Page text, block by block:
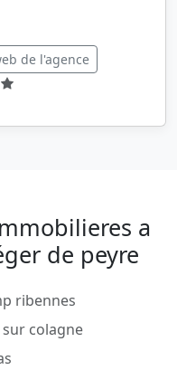
de l'agence
a
de peyre
ribennes
colagne